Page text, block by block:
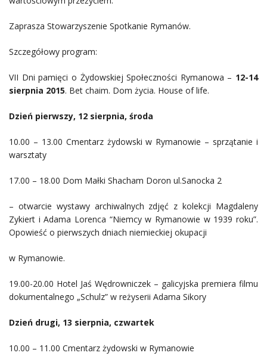
Zaprasza Stowarzyszenie Spotkanie Rymanów.
Szczegółowy program:
VII Dni pamięci o Żydowskiej Społeczności Rymanowa – 12-14
sierpnia 2015. Bet chaim. Dom życia. House of life.
Dzień pierwszy, 12 sierpnia, środa
10.00 – 13.00 Cmentarz żydowski w Rymanowie – sprzątanie i
warsztaty
17.00 – 18.00 Dom Małki Shacham Doron ul.Sanocka 2
– otwarcie wystawy archiwalnych zdjęć z kolekcji Magdaleny
Zykiert i Adama Lorenca “Niemcy w Rymanowie w 1939 roku”.
Opowieść o pierwszych dniach niemieckiej okupacji
w Rymanowie.
19.00-20.00 Hotel Jaś Wędrowniczek – galicyjska premiera filmu
dokumentalnego „Schulz” w reżyserii Adama Sikory
Dzień drugi, 13 sierpnia, czwartek
10.00 – 11.00 Cmentarz żydowski w Rymanowie